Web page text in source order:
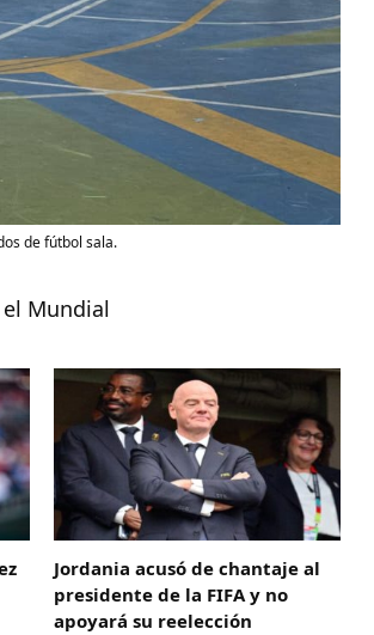
de fútbol sala.
Mundial
Jordania acusó de chantaje al
presidente de la FIFA y no
apoyará su reelección